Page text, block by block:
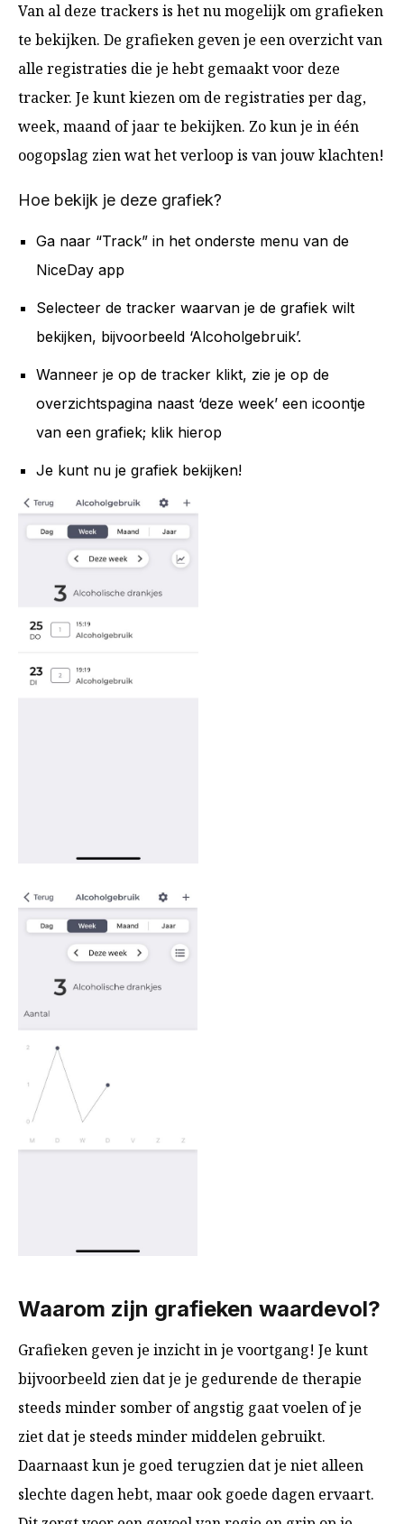
Van al deze trackers is het nu mogelijk om grafieken
te bekijken. De grafieken geven je een overzicht van
alle registraties die je hebt gemaakt voor deze
tracker. Je kunt kiezen om de registraties per dag,
week, maand of jaar te bekijken. Zo kun je in één
oogopslag zien wat het verloop is van jouw klachten!
Hoe bekijk je deze grafiek?
Ga naar “Track” in het onderste menu van de
NiceDay app
Selecteer de tracker waarvan je de grafiek wilt
bekijken, bijvoorbeeld ‘Alcoholgebruik’.
Wanneer je op de tracker klikt, zie je op de
overzichtspagina naast ‘deze week’ een icoontje
van een grafiek; klik hierop
Je kunt nu je grafiek bekijken!
Waarom zijn grafieken waardevol?
Grafieken geven je inzicht in je voortgang! Je kunt
bijvoorbeeld zien dat je je gedurende de therapie
steeds minder somber of angstig gaat voelen of je
ziet dat je steeds minder middelen gebruikt.
Daarnaast kun je goed terugzien dat je niet alleen
slechte dagen hebt, maar ook goede dagen ervaart.